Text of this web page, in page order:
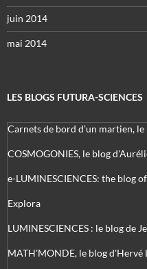
juin 2014
mai 2014
LES BLOGS FUTURA-SCIENCES
Carnets de bord d’un martien,
COSMOGONIES, le blog
e-LUMINESCIENCES: the blog
Explora
LUMINESCIENCES : le blog de
MATH'MONDE, le blog d'Hervé